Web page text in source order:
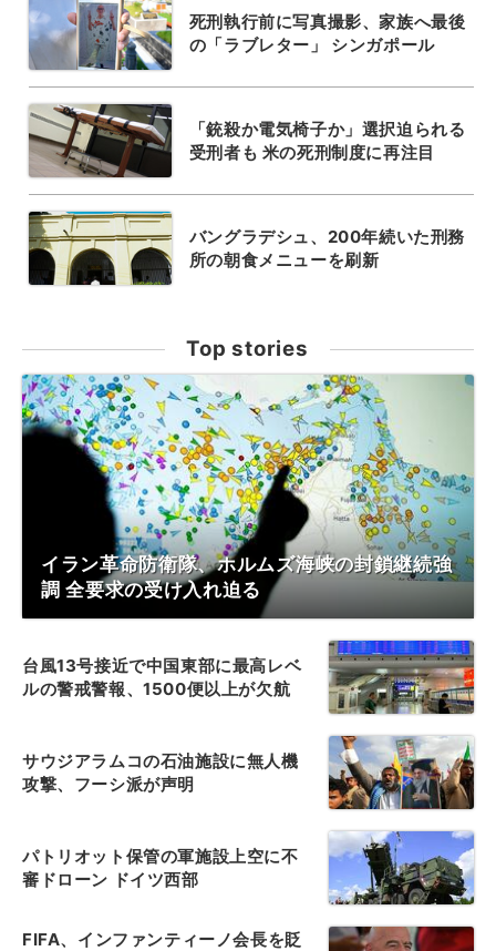
死刑執行前に写真撮影、家族へ最後
の「ラブレター」 シンガポール
「銃殺か電気椅子か」選択迫られる
受刑者も 米の死刑制度に再注目
バングラデシュ、200年続いた刑務
所の朝食メニューを刷新
Top stories
イラン革命防衛隊、ホルムズ海峡の封鎖継続強
調 全要求の受け入れ迫る
台風13号接近で中国東部に最高レベ
ルの警戒警報、1500便以上が欠航
サウジアラムコの石油施設に無人機
攻撃、フーシ派が声明
パトリオット保管の軍施設上空に不
審ドローン ドイツ西部
FIFA、インファンティーノ会長を貶